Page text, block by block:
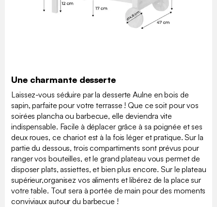
Une charmante desserte
Laissez-vous séduire par la desserte Aulne en bois de
sapin, parfaite pour votre terrasse ! Que ce soit pour vos
soirées plancha ou barbecue, elle deviendra vite
indispensable. Facile à déplacer grâce à sa poignée et ses
deux roues, ce chariot est à la fois léger et pratique. Sur la
partie du dessous, trois compartiments sont prévus pour
ranger vos bouteilles, et le grand plateau vous permet de
disposer plats, assiettes, et bien plus encore. Sur le plateau
supérieur,organisez vos aliments et libérez de la place sur
votre table. Tout sera à portée de main pour des moments
conviviaux autour du barbecue !